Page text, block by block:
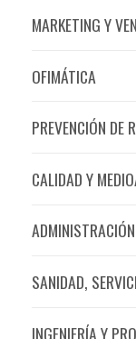
MARKETING Y
OFIMÁTICA
PREVENCIÓN DE
CALIDAD Y
SANIDAD,
INGENIERÍA Y